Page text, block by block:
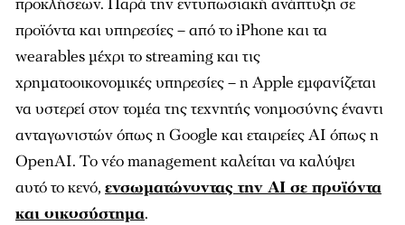
προϊόντα και υπηρεσίες – από το iPhone και τα
wearables μέχρι το streaming και τις
χρηματοοικονομικές υπηρεσίες – η Apple εμφανίζεται
να υστερεί στον τομέα της τεχνητής νοημοσύνης έναντι
ανταγωνιστών όπως η Google και εταιρείες AI όπως η
OpenAI. Το νέο management καλείται να καλύψει
αυτό το κενό, ενσωματώνοντας την AI σε προϊόντα
και οικοσύστημα.